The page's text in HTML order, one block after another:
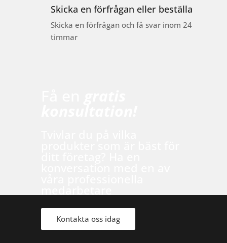
Skicka en förfrågan eller beställa
Skicka en förfrågan och få svar inom 24
timmar
Kontakta oss idag